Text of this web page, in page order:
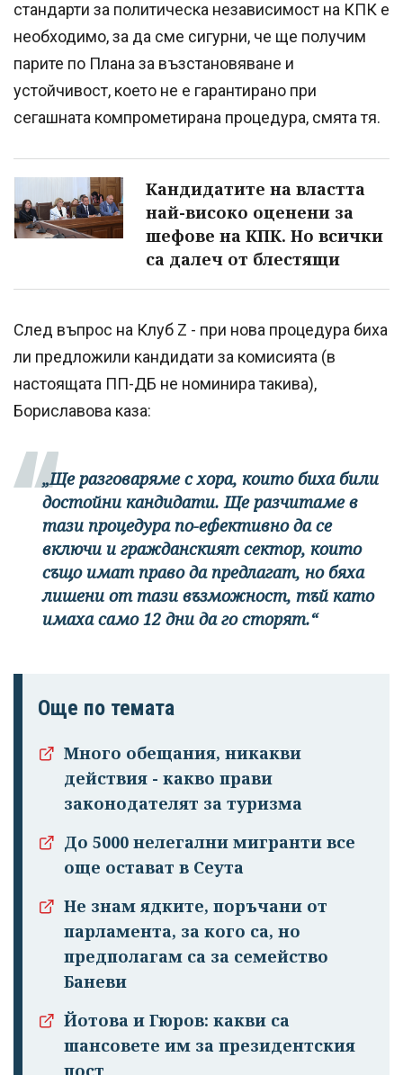
стандарти за политическа независимост на КПК е
необходимо, за да сме сигурни, че ще получим
парите по Плана за възстановяване и
устойчивост, което не е гарантирано при
сегашната компрометирана процедура, смята тя.
Кандидатите на властта
най-високо оценени за
шефове на КПК. Но всички
са далеч от блестящи
След въпрос на Клуб Z - при нова процедура биха
ли предложили кандидати за комисията (в
настоящата ПП-ДБ не номинира такива),
Бориславова каза:
„Ще разговаряме с хора, които биха били
достойни кандидати. Ще разчитаме в
тази процедура по-ефективно да се
включи и гражданският сектор, които
също имат право да предлагат, но бяха
лишени от тази възможност, тъй като
имаха само 12 дни да го сторят.“
Още по темата
Много обещания, никакви
действия - какво прави
законодателят за туризма
До 5000 нелегални мигранти все
още остават в Сеута
Не знам ядките, поръчани от
парламента, за кого са, но
предполагам са за семейство
Баневи
Йотова и Гюров: какви са
шансовете им за президентския
пост